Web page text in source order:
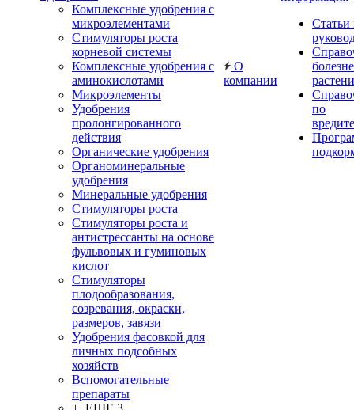
Комплексные удобрения с
микроэлементами
Стимуляторы роста
корневой системы
Комплексные удобрения с
аминокислотами
Микроэлементы
Удобрения
пролонгированного
действия
Органические удобрения
Органоминеральные
удобрения
Минеральные удобрения
Стимуляторы роста
Стимуляторы роста и
антистрессанты на основе
фульвовых и гуминовых
кислот
Стимуляторы
плодообразования,
созревания, окраски,
размеров, завязи
Удобрения фасовкой для
личных подсобных
хозяйств
Вспомогательные
препараты
О
компании
Статьи
по